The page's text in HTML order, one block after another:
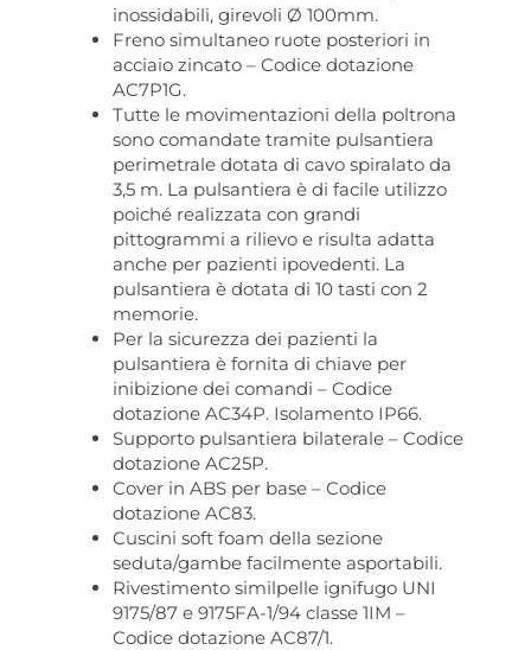
inossidabili, girevoli Ø 100mm.
Freno simultaneo ruote posteriori in
acciaio zincato – Codice dotazione
AC7P1G.
Tutte le movimentazioni della poltrona
sono comandate tramite pulsantiera
perimetrale dotata di cavo spiralato da
3,5 m. La pulsantiera è di facile utilizzo
poiché realizzata con grandi
pittogrammi a rilievo e risulta adatta
anche per pazienti ipovedenti. La
pulsantiera è dotata di 10 tasti con 2
memorie.
Per la sicurezza dei pazienti la
pulsantiera è fornita di chiave per
inibizione dei comandi – Codice
dotazione AC34P. Isolamento IP66.
Supporto pulsantiera bilaterale – Codice
dotazione AC25P.
Cover in ABS per base – Codice
dotazione AC83.
Cuscini soft foam della sezione
seduta/gambe facilmente asportabili.
Rivestimento similpelle ignifugo UNI
9175/87 e 9175FA-1/94 classe 1IM –
Codice dotazione AC87/1.